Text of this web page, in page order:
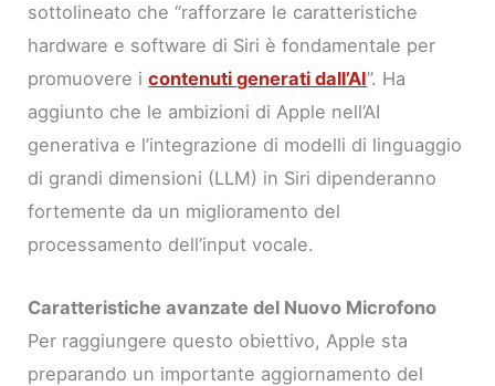
sottolineato che “rafforzare le caratteristiche
hardware e software di Siri è fondamentale per
promuovere icontenuti generati dall’AI”. Ha
aggiunto che le ambizioni di Apple nell’AI
generativa e l’integrazione di modelli di linguaggio
di grandi dimensioni (LLM) in Siri dipenderanno
fortemente da un miglioramento del
processamento dell’input vocale.
Caratteristiche avanzate del Nuovo Microfono
Per raggiungere questo obiettivo, Apple sta
preparando un importante aggiornamento del